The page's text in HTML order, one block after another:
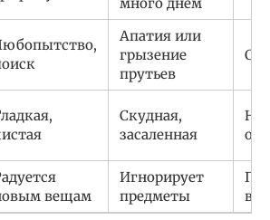
Апатия или
грызение
прутьев
Скудная,
засаленная
вещам
Игнорирует
предметы